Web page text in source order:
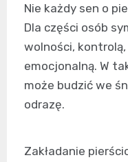
Nie każdy sen o
Dla części osób
wolności,
emocjonalną. W
może budzić we
odrazę.
Zakładanie